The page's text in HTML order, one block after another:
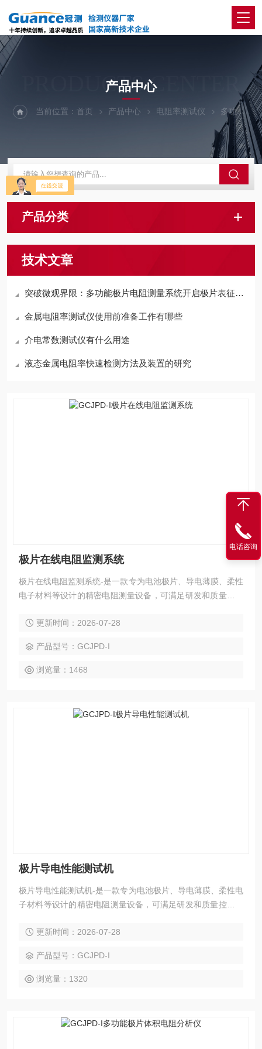
PRODUCTS CENTER
产品中心
当前位置：首页 产品中心 电阻率测试仪 多功能极片电阻测量系统
产品分类
技术文章
突破微观界限：多功能极片电阻测量系统开启极片表征新维度
金属电阻率测试仪使用前准备工作有哪些
介电常数测试仪有什么用途
液态金属电阻率快速检测方法及装置的研究
极片在线电阻监测系统
极片在线电阻监测系统-是一款专为电池极片、导电薄膜、柔性
电子材料等设计的精密电阻测量设备，可满足研发和质量控制
更新时间：2026-07-28
产品型号：GCJPD-I
浏览量：1468
极片导电性能测试机
极片导电性能测试机-是一款专为电池极片、导电薄膜、柔性电
子材料等设计的精密电阻测量设备，可满足研发和质量控制中
更新时间：2026-07-28
产品型号：GCJPD-I
浏览量：1320
电话咨询